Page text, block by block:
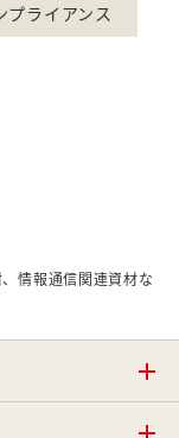
プライアンス
情報通信関連資材な